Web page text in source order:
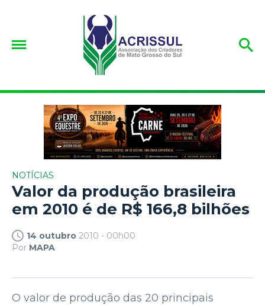
NOTÍCIAS
Valor da produção brasileira
em 2010 é de R$ 166,8 bilhões
14 outubro 2010 - 00h00
Por MAPA
O valor de produção das 20 principais